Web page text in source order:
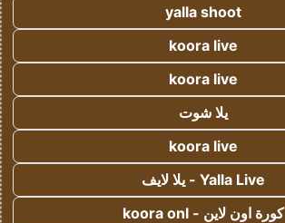
yalla shoot
koora live
koora live
يلا شوت
koora live
Yalla Live - يلا لايف
كورة اون لاين - koora onl